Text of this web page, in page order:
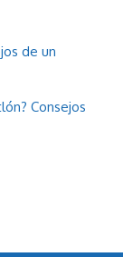
de un
Consejos